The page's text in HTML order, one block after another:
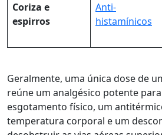
Coriza e
espirros
Anti-
histamínicos
Geralmente, uma única dose de
reúne um analgésico potente
esgotamento físico, um
temperatura corporal e um